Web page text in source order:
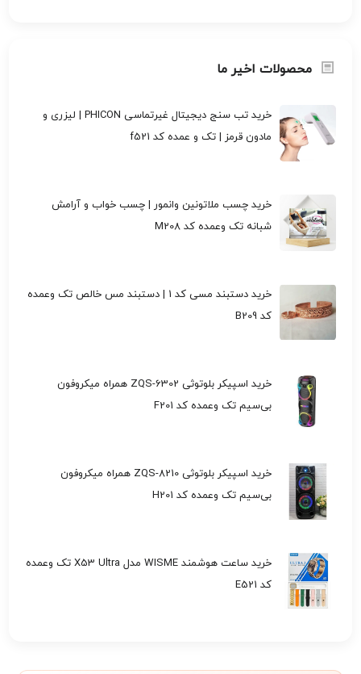
محصولات اخیر ما
خرید تب سنج دیجیتال غیرتماسی PHICON | لیزری و
مادون قرمز | تک و عمده کد f521
خرید چسب ملاتونین وانمور | چسب خواب و آرامش
شبانه تک وعمده کد M208
خرید دستبند مسی کد 1 | دستبند مس خالص تک وعمده
کد B209
خرید اسپیکر بلوتوثی ZQS-6302 همراه میکروفون
بی‌سیم تک وعمده کد F201
خرید اسپیکر بلوتوثی ZQS-8210 همراه میکروفون
بی‌سیم تک وعمده کد H201
خرید ساعت هوشمند WISME مدل X53 Ultra تک وعمده
کد E521